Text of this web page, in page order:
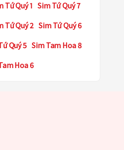
Tứ Quý 1 Sim Tứ Quý 7
Tứ Quý 2 Sim Tứ Quý 6
Quý 5 Sim Tam Hoa 8
Hoa 6